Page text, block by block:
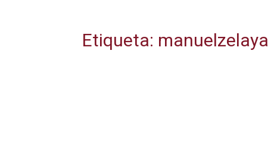
Etiqueta: manuelzelaya